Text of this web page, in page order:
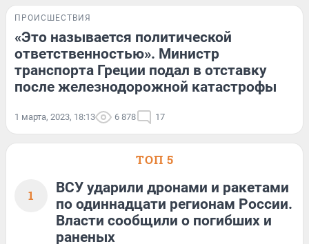
ПРОИСШЕСТВИЯ
«Это называется политической
ответственностью». Министр
транспорта Греции подал в отставку
после железнодорожной катастрофы
1 марта, 2023, 18:13 6 878 17
ТОП 5
1
ВСУ ударили дронами и ракетами
по одиннадцати регионам России.
Власти сообщили о погибших и
раненых